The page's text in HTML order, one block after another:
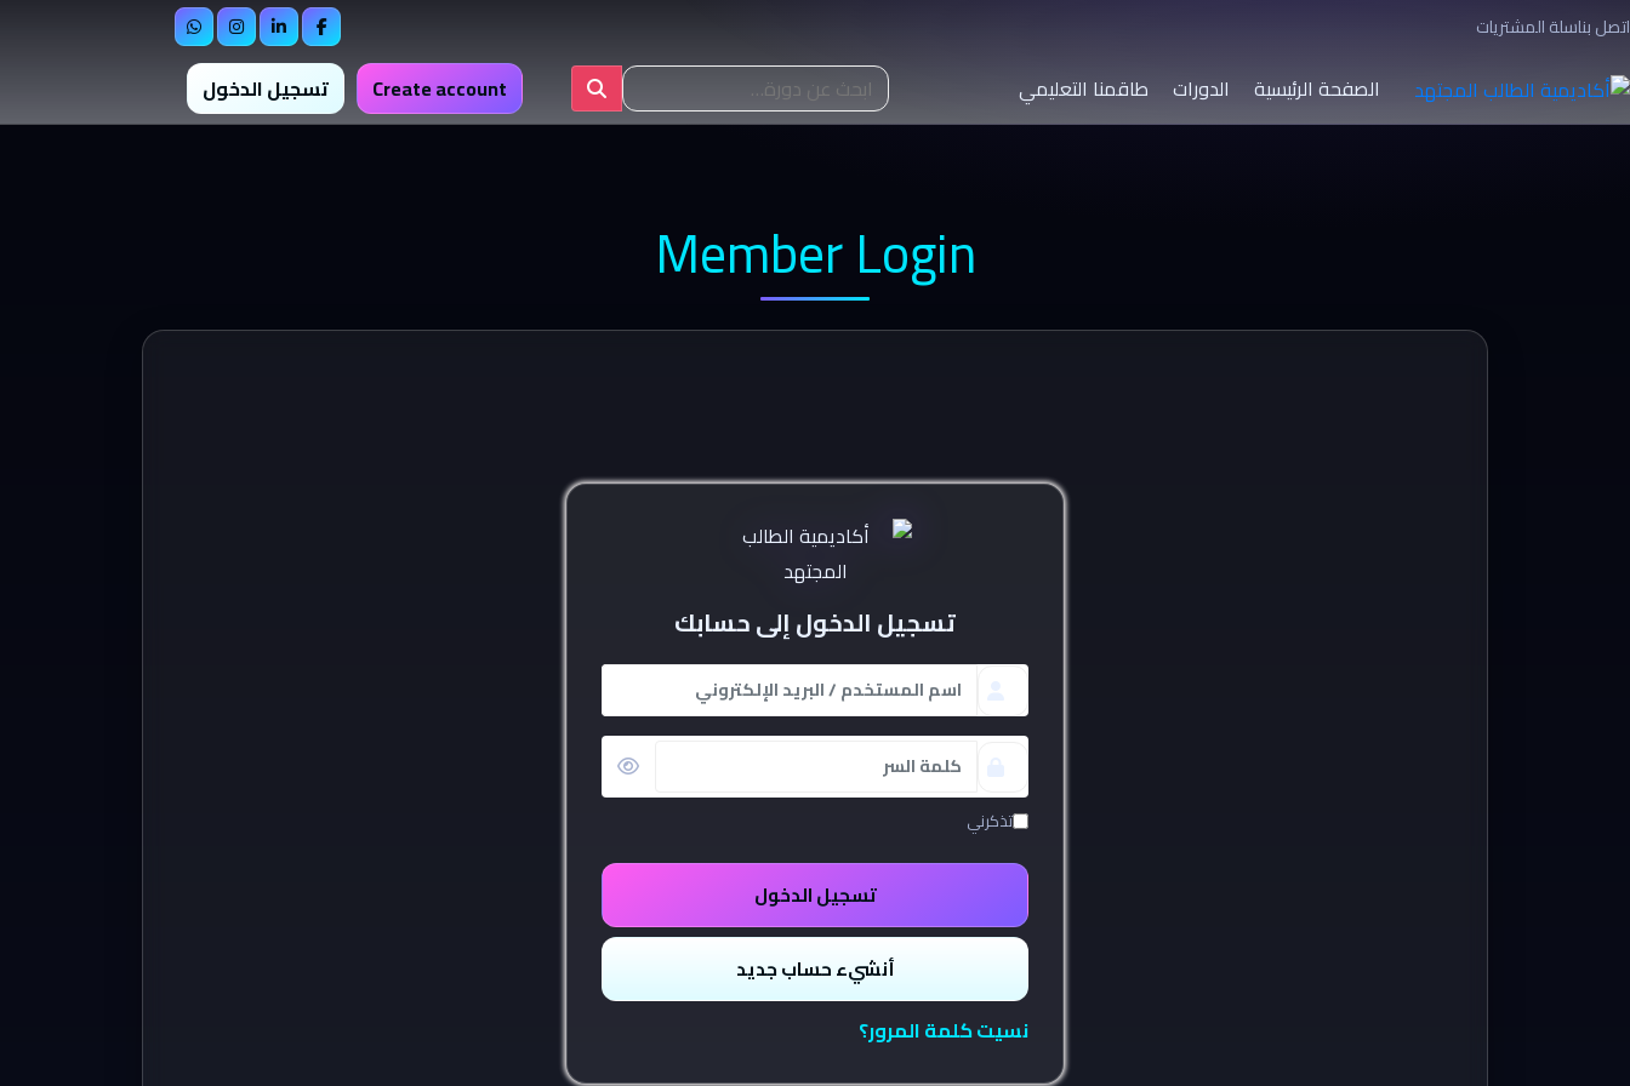
اتصل بناسلة المشتريات
الصفحة الرئيسية الدورات طاقمنا التعليمي Create account تسجيل الدخول
Member Login
تسجيل الدخول إلى حسابك
اسم
المستخدم/
المرور
تذكرني
تسجيل الدخول
أنشيء حساب جديد
نسيت كلمة المرور؟